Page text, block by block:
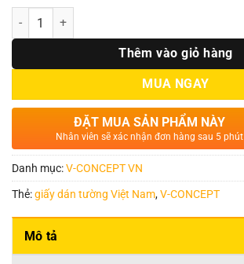
Số lượng
Thêm vào giỏ hàng
MUA NGAY
ĐẶT MUA SẢN PHẨM NÀY
Nhân viên sẽ xác nhận đơn hàng sau 5 phút
Danh mục:V-CONCEPT VN
Thẻ:giấy dán tường Việt Nam,V-CONCEPT
Mô tả